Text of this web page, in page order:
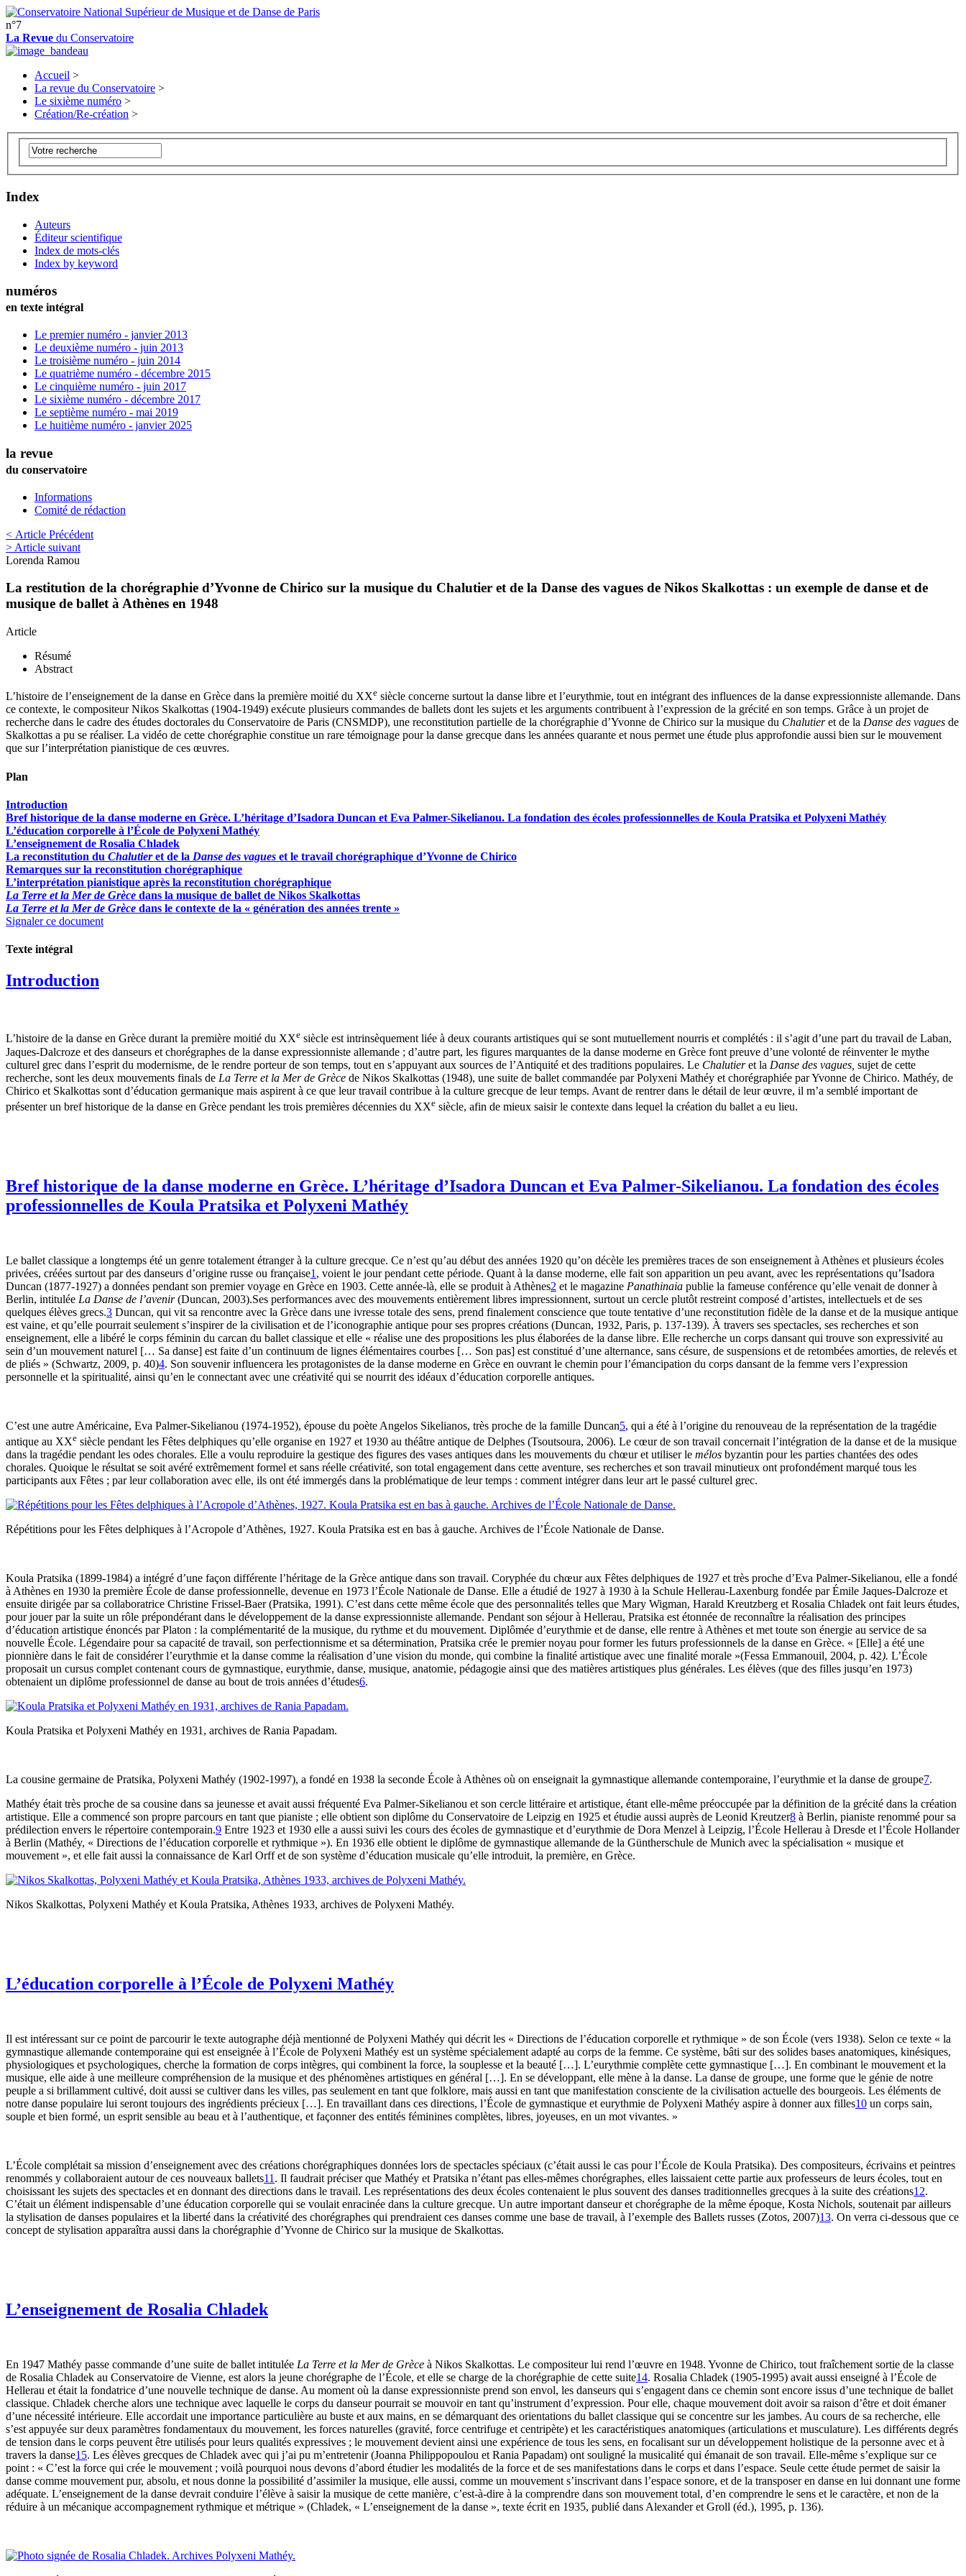
n°7
La Revue du Conservatoire
Accueil >
La revue du Conservatoire >
Le sixième numéro >
Création/Re-création >
Index
Auteurs
Éditeur scientifique
Index de mots-clés
Index by keyword
numéros
en texte intégral
Le premier numéro - janvier 2013
Le deuxième numéro - juin 2013
Le troisième numéro - juin 2014
Le quatrième numéro - décembre 2015
Le cinquième numéro - juin 2017
Le sixième numéro - décembre 2017
Le septième numéro - mai 2019
Le huitième numéro - janvier 2025
la revue
du conservatoire
Informations
Comité de rédaction
< Article Précédent
> Article suivant
Lorenda Ramou
La restitution de la chorégraphie d’Yvonne de Chirico sur la musique du Chalutier et de la Danse des vagues de Nikos Skalkottas : un exemple de danse et de
musique de ballet à Athènes en 1948
Article
Résumé
Abstract
L’histoire de l’enseignement de la danse en Grèce dans la première moitié du XXe siècle concerne surtout la danse libre et l’eurythmie, tout en intégrant des influences de la danse expressionniste allemande. Dans
ce contexte, le compositeur Nikos Skalkottas (1904-1949) exécute plusieurs commandes de ballets dont les sujets et les arguments contribuent à l’expression de la grécité en son temps. Grâce à un projet de
recherche dans le cadre des études doctorales du Conservatoire de Paris (CNSMDP), une reconstitution partielle de la chorégraphie d’Yvonne de Chirico sur la musique du Chalutieret de la Danse des vagues de
Skalkottas a pu se réaliser. La vidéo de cette chorégraphie constitue un rare témoignage pour la danse grecque dans les années quarante et nous permet une étude plus approfondie aussi bien sur le mouvement
que sur l’interprétation pianistique de ces œuvres.
Plan
Introduction
Bref historique de la danse moderne en Grèce. L’héritage d’Isadora Duncan et Eva Palmer-Sikelianou. La fondation des écoles professionnelles de Koula Pratsika et Polyxeni Mathéy
L’éducation corporelle à l’École de Polyxeni Mathéy
L’enseignement de Rosalia Chladek
La reconstitution du Chalutieret de la Danse des vagues et le travail chorégraphique d’Yvonne de Chirico
Remarques sur la reconstitution chorégraphique
L’interprétation pianistique après la reconstitution chorégraphique
La Terre et la Mer de Grèce dans la musique de ballet de Nikos Skalkottas
La Terre et la Mer de Grèce dans le contexte de la « génération des années trente »
Signaler ce document
Texte intégral
Introduction
L’histoire de la danse en Grèce durant la première moitié du XXe siècle est intrinsèquement liée à deux courants artistiques qui se sont mutuellement nourris et complétés : il s’agit d’une part du travail de Laban,
Jaques-Dalcroze et des danseurs et chorégraphes de la danse expressionniste allemande ; d’autre part, les figures marquantes de la danse moderne en Grèce font preuve d’une volonté de réinventer le mythe
culturel grec dans l’esprit du modernisme, de le rendre porteur de son temps, tout en s’appuyant aux sources de l’Antiquité et des traditions populaires. Le Chalutieret la Danse des vagues, sujet de cette
recherche, sont les deux mouvements finals de La Terre et la Mer de Grèce de Nikos Skalkottas (1948), une suite de ballet commandée par Polyxeni Mathéy et chorégraphiée par Yvonne de Chirico. Mathéy, de
Chirico et Skalkottas sont d’éducation germanique mais aspirent à ce que leur travail contribue à la culture grecque de leur temps. Avant de rentrer dans le détail de leur œuvre, il m’a semblé important de
présenter un bref historique de la danse en Grèce pendant les trois premières décennies du XXe siècle, afin de mieux saisir le contexte dans lequel la création du ballet a eu lieu.
Bref historique de la danse moderne en Grèce. L’héritage d’Isadora Duncan et Eva Palmer-Sikelianou. La fondation des écoles
professionnelles de Koula Pratsika et Polyxeni Mathéy
Le ballet classique a longtemps été un genre totalement étranger à la culture grecque. Ce n’est qu’au début des années 1920 qu’on décèle les premières traces de son enseignement à Athènes et plusieurs écoles
privées, créées surtout par des danseurs d’origine russe ou française1 , voient le jour pendant cette période. Quant à la danse moderne, elle fait son apparition un peu avant, avec les représentations qu’Isadora
Duncan (1877-1927) a données pendant son premier voyage en Grèce en 1903. Cette année-là, elle se produit à Athènes2 et le magazine Panathinaia publie la fameuse conférence qu’elle venait de donner à
Berlin, intitulée La Danse de l’avenir(Duncan, 2003).Ses performances avec des mouvements entièrement libres impressionnent, surtout un cercle plutôt restreint composé d’artistes, intellectuels et de ses
quelques élèves grecs.3 Duncan, qui vit sa rencontre avec la Grèce dans une ivresse totale des sens, prend finalement conscience que toute tentative d’une reconstitution fidèle de la danse et de la musique antique
est vaine, et qu’elle pourrait seulement s’inspirer de la civilisation et de l’iconographie antique pour ses propres créations (Duncan, 1932, Paris, p. 137-139). À travers ses spectacles, ses recherches et son
enseignement, elle a libéré le corps féminin du carcan du ballet classique et elle « réalise une des propositions les plus élaborées de la danse libre. Elle recherche un corps dansant qui trouve son expressivité au
sein d’un mouvement naturel [… Sa danse] est faite d’un continuum de lignes élémentaires courbes [… Son pas] est constitué d’une alternance, sans césure, de suspensions et de retombées amorties, de relevés et
de pliés » (Schwartz, 2009, p. 40)4. Son souvenir influencera les protagonistes de la danse moderne en Grèce en ouvrant le chemin pour l’émancipation du corps dansant de la femme vers l’expression
personnelle et la spiritualité, ainsi qu’en le connectant avec une créativité qui se nourrit des idéaux d’éducation corporelle antiques.
C’est une autre Américaine, Eva Palmer-Sikelianou (1974-1952), épouse du poète Angelos Sikelianos, très proche de la famille Duncan5, qui a été à l’origine du renouveau de la représentation de la tragédie
antique au XXe siècle pendant les Fêtes delphiques qu’elle organise en 1927 et 1930 au théâtre antique de Delphes (Tsoutsoura, 2006). Le cœur de son travail concernait l’intégration de la danse et de la musique
dans la tragédie pendant les odes chorales. Elle a voulu reproduire la gestique des figures des vases antiques dans les mouvements du chœur et utiliser le mélos byzantin pour les parties chantées des odes
chorales. Quoique le résultat se soit avéré extrêmement formel et sans réelle créativité, son total engagement dans cette aventure, ses recherches et son travail minutieux ont profondément marqué tous les
participants aux Fêtes ; par leur collaboration avec elle, ils ont été immergés dans la problématique de leur temps : comment intégrer dans leur art le passé culturel grec.
Répétitions pour les Fêtes delphiques à l’Acropole d’Athènes, 1927. Koula Pratsika est en bas à gauche. Archives de l’École Nationale de Danse.
Koula Pratsika (1899-1984) a intégré d’une façon différente l’héritage de la Grèce antique dans son travail. Coryphée du chœur aux Fêtes delphiques de 1927 et très proche d’Eva Palmer-Sikelianou, elle a fondé
à Athènes en 1930 la première École de danse professionnelle, devenue en 1973 l’École Nationale de Danse. Elle a étudié de 1927 à 1930 à la Schule Hellerau-Laxenburg fondée par Émile Jaques-Dalcroze et
ensuite dirigée par sa collaboratrice Christine Frissel-Baer (Pratsika, 1991). C’est dans cette même école que des personnalités telles que Mary Wigman, Harald Kreutzberg et Rosalia Chladek ont fait leurs études,
pour jouer par la suite un rôle prépondérant dans le développement de la danse expressionniste allemande. Pendant son séjour à Hellerau, Pratsika est étonnée de reconnaître la réalisation des principes
d’éducation artistique énoncés par Platon : la complémentarité de la musique, du rythme et du mouvement. Diplômée d’eurythmie et de danse, elle rentre à Athènes et met toute son énergie au service de sa
nouvelle École. Légendaire pour sa capacité de travail, son perfectionnisme et sa détermination, Pratsika crée le premier noyau pour former les futurs professionnels de la danse en Grèce. « [Elle] a été une
pionnière dans le fait de considérer l’eurythmie et la danse comme la réalisation d’une vision du monde, qui combine la finalité artistique avec une finalité morale »(Fessa Emmanouil, 2004, p. 42). L’École
proposait un cursus complet contenant cours de gymnastique, eurythmie, danse, musique, anatomie, pédagogie ainsi que des matières artistiques plus générales. Les élèves (que des filles jusqu’en 1973)
obtenaient un diplôme professionnel de danse au bout de trois années d’études6.
Koula Pratsika et Polyxeni Mathéy en 1931, archives de Rania Papadam.
La cousine germaine de Pratsika, Polyxeni Mathéy (1902-1997), a fondé en 1938 la seconde École à Athènes où on enseignait la gymnastique allemande contemporaine, l’eurythmie et la danse de groupe7.
Mathéy était très proche de sa cousine dans sa jeunesse et avait aussi fréquenté Eva Palmer-Sikelianou et son cercle littéraire et artistique, étant elle-même préoccupée par la définition de la grécité dans la création
artistique. Elle a commencé son propre parcours en tant que pianiste ; elle obtient son diplôme du Conservatoire de Leipzig en 1925 et étudie aussi auprès de Leonid Kreutzer8 à Berlin, pianiste renommé pour sa
prédilection envers le répertoire contemporain.9 Entre 1923 et 1930 elle a aussi suivi les cours des écoles de gymnastique et d’eurythmie de Dora Menzel à Leipzig, l’École Hellerau à Dresde et l’École Hollander
à Berlin (Mathéy, « Directions de l’éducation corporelle et rythmique »). En 1936 elle obtient le diplôme de gymnastique allemande de la Güntherschule de Munich avec la spécialisation « musique et
mouvement », et elle fait aussi la connaissance de Karl Orff et de son système d’éducation musicale qu’elle introduit, la première, en Grèce.
Nikos Skalkottas, Polyxeni Mathéy et Koula Pratsika, Athènes 1933, archives de Polyxeni Mathéy.
L’éducation corporelle à l’École de Polyxeni Mathéy
Il est intéressant sur ce point de parcourir le texte autographe déjà mentionné de Polyxeni Mathéy qui décrit les « Directions de l’éducation corporelle et rythmique » de son École (vers 1938). Selon ce texte « la
gymnastique allemande contemporaine qui est enseignée à l’École de Polyxeni Mathéy est un système spécialement adapté au corps de la femme. Ce système, bâti sur des solides bases anatomiques, kinésiques,
physiologiques et psychologiques, cherche la formation de corps intègres, qui combinent la force, la souplesse et la beauté […]. L’eurythmie complète cette gymnastique […]. En combinant le mouvement et la
musique, elle aide à une meilleure compréhension de la musique et des phénomènes artistiques en général […]. Εn se développant, elle mène à la danse. La danse de groupe, une forme que le génie de notre
peuple a si brillamment cultivé, doit aussi se cultiver dans les villes, pas seulement en tant que folklore, mais aussi en tant que manifestation consciente de la civilisation actuelle des bourgeois. Les éléments de
notre danse populaire lui seront toujours des ingrédients précieux […]. En travaillant dans ces directions, l’École de gymnastique et eurythmie de Polyxeni Mathéy aspire à donner aux filles10 un corps sain,
souple et bien formé, un esprit sensible au beau et à l’authentique, et façonner des entités féminines complètes, libres, joyeuses, en un mot vivantes. »
L’École complétait sa mission d’enseignement avec des créations chorégraphiques données lors de spectacles spéciaux (c’était aussi le cas pour l’École de Koula Pratsika). Des compositeurs, écrivains et peintres
renommés y collaboraient autour de ces nouveaux ballets11 . Il faudrait préciser que Mathéy et Pratsika n’étant pas elles-mêmes chorégraphes, elles laissaient cette partie aux professeurs de leurs écoles, tout en
choisissant les sujets des spectacles et en donnant des directions dans le travail. Les représentations des deux écoles contenaient le plus souvent des danses traditionnelles grecques à la suite des créations12.
C’était un élément indispensable d’une éducation corporelle qui se voulait enracinée dans la culture grecque. Un autre important danseur et chorégraphe de la même époque, Kosta Nichols, soutenait par ailleurs
la stylisation de danses populaires et la liberté dans la créativité des chorégraphes qui prendraient ces danses comme une base de travail, à l’exemple des Ballets russes (Zotos, 2007)13. On verra ci-dessous que ce
concept de stylisation apparaîtra aussi dans la chorégraphie d’Yvonne de Chirico sur la musique de Skalkottas.
L’enseignement de Rosalia Chladek
En 1947 Mathéy passe commande d’une suite de ballet intitulée La Terre et la Mer de Grèce à Nikos Skalkottas. Le compositeur lui rend l’œuvre en 1948. Yvonne de Chirico, tout fraîchement sortie de la classe
de Rosalia Chladek au Conservatoire de Vienne, est alors la jeune chorégraphe de l’École, et elle se charge de la chorégraphie de cette suite14. Rosalia Chladek (1905-1995) avait aussi enseigné à l’École de
Hellerau et était la fondatrice d’une nouvelle technique de danse. Au moment où la danse expressionniste prend son envol, les danseurs qui s’engagent dans ce chemin sont encore issus d’une technique de ballet
classique. Chladek cherche alors une technique avec laquelle le corps du danseur pourrait se mouvoir en tant qu’instrument d’expression. Pour elle, chaque mouvement doit avoir sa raison d’être et doit émaner
d’une nécessité intérieure. Elle accordait une importance particulière au buste et aux mains, en se démarquant des orientations du ballet classique qui se concentre sur les jambes. Au cours de sa recherche, elle
s’est appuyée sur deux paramètres fondamentaux du mouvement, les forces naturelles (gravité, force centrifuge et centripète) et les caractéristiques anatomiques (articulations et musculature). Les différents degrés
de tension dans le corps peuvent être utilisés pour leurs qualités expressives ; le mouvement devient ainsi une expérience de tous les sens, en focalisant sur un développement holistique de la personne avec et à
travers la danse15. Les élèves grecques de Chladek avec qui j’ai pu m’entretenir (Joanna Philippopoulou et Rania Papadam) ont souligné la musicalité qui émanait de son travail. Elle-même s’explique sur ce
point : « C’est la force qui crée le mouvement ; voilà pourquoi nous devons d’abord étudier les modalités de la force et de ses manifestations dans le corps et dans l’espace. Seule cette étude permet de saisir la
danse comme mouvement pur, absolu, et nous donne la possibilité d’assimiler la musique, elle aussi, comme un mouvement s’inscrivant dans l’espace sonore, et de la transposer en danse en lui donnant une forme
adéquate. L’enseignement de la danse devrait conduire l’élève à saisir la musique de cette manière, c’est-à-dire à la comprendre dans son mouvement total, d’en comprendre le sens et le caractère, et non de la
réduire à un mécanique accompagnement rythmique et métrique » (Chladek, « L’enseignement de la danse », texte écrit en 1935, publié dans Alexander et Groll (éd.), 1995, p. 136).